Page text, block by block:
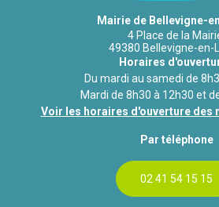
Mairie de Bellevigne-
4 Place de la
49380 Bellevigne-en-
Horaires
Du mardi au samedi de
Mardi de 8h30 à 12h30 et
Voir les horaires d'ouverture des
Par téléphone
02 41 54 15 15